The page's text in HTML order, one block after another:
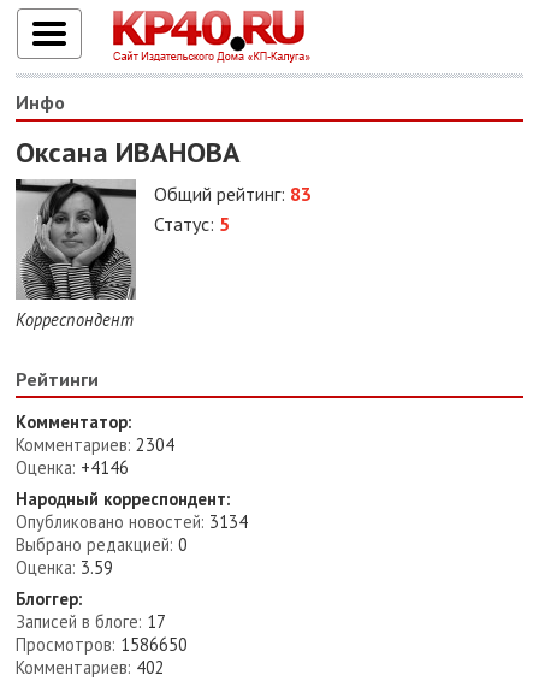
Инфо
Оксана ИВАНОВА
Общий рейтинг: 83
Статус: 5
Корреспондент
Рейтинги
Комментатор:
Комментариев: 2304
Оценка: +4146
Народный корреспондент:
Опубликовано новостей: 3134
Выбрано редакцией: 0
Оценка: 3.59
Блоггер:
Записей в блоге: 17
Просмотров: 1586650
Комментариев: 402